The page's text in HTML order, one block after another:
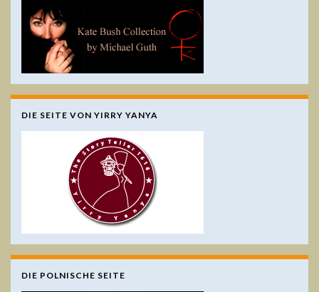
DIE SEITE VON YIRRY YANYA
DIE POLNISCHE SEITE